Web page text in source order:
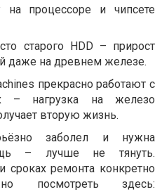
на процессоре и чипсете
старого HDD – прирост
даже на древнем железе.
прекрасно работают с
– нагрузка на железо
вторую жизнь.
заболел и нужна
– лучше не тянуть.
сроках ремонта конкретно
посмотреть здесь: